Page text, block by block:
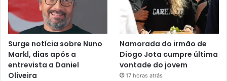
Surge notícia sobre Nuno
Markl, dias após a
entrevista a Daniel
Oliveira
Namorada do irmão de
Diogo Jota cumpre última
vontade do jovem
17 horas atrás